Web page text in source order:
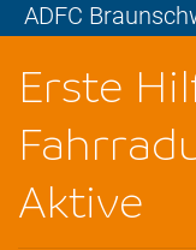
ADFC
Erste
Aktive